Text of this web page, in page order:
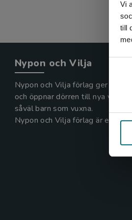
Vi
till
Nypon och Vilja
Nypon och Vilja förlag ger ut
och öppnar dörren till nya
såväl barn som vuxna.
Nypon och Vilja förlag är en